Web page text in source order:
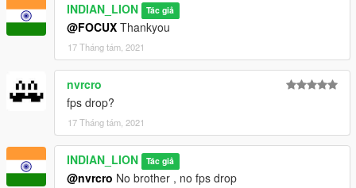
INDIAN_LION Tác giả
@FOCUX Thankyou
17 Tháng tám, 2021
nvrcro
fps drop?
17 Tháng tám, 2021
INDIAN_LION Tác giả
@nvrcro No brother , no fps drop